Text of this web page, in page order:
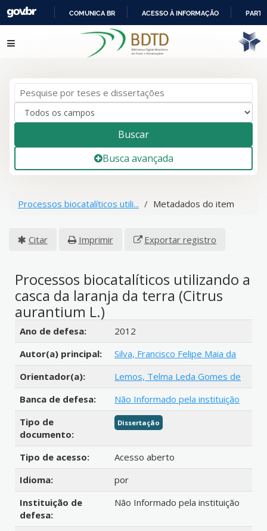
IR
PARA
COMUNICA BR ACESSO À INFORMAÇÃO
Pular para o conteúdo
Buscar
Busca avançada
Processos biocatalíticos utili... Metadados do item
Citar Imprimir Exportar registro
Processos biocatalíticos utilizando a
casca da laranja da terra (Citrus
aurantium L.)
Detalhes bibliográficos
Ano de defesa:
2012
Autor(a) principal:
Silva, Francisco Felipe Maia da
Orientador(a):
Lemos, Telma Leda Gomes de
Banca de defesa:
Não Informado pela instituição
Tipo de
documento:
Dissertação
Tipo de acesso:
Acesso aberto
Idioma:
por
Instituição de
defesa:
Não Informado pela instituição